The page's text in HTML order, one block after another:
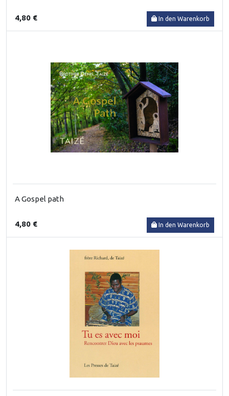
4,80 € In den Warenkorb
A Gospel path
4,80 € In den Warenkorb